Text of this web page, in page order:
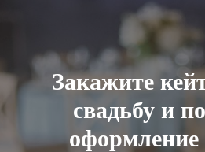
Закажите
свадьбу и
оформление